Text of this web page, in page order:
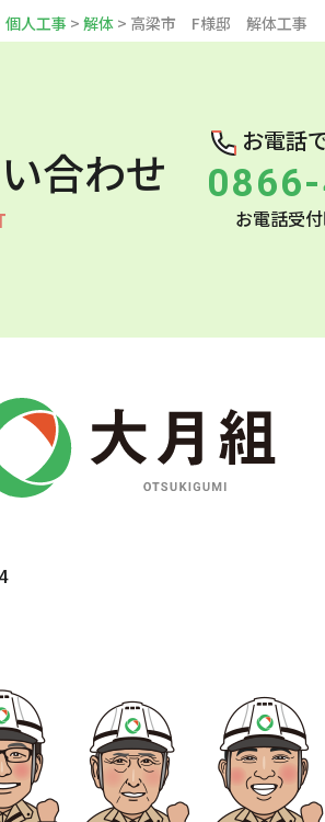
個人工事 > 解体 > 高梁市 F様邸 解体工事
合わせ
お電話
お電話受